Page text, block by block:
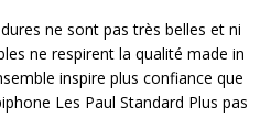
ne sont pas très belles et ni
ne respirent la qualité made in
inspire plus confiance que
Les Paul Standard Plus pas